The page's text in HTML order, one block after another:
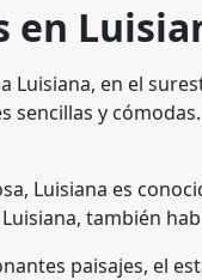
en
Luisiana, en el
sencillas y
Luisiana es
también
paisajes, el